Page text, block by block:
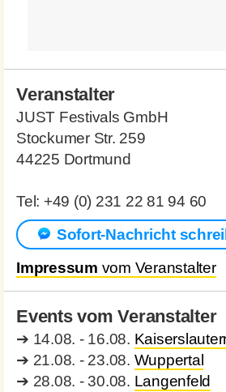
Veranstalter
JUST Festivals GmbH
Stockumer Str. 259
44225 Dortmund
Tel: +49 (0) 231 22 81 94 60
Sofort-Nachricht
Impressum vom Veranstalter
Events vom Veranstalter
➔ 14.08. - 16.08.
➔ 21.08. - 23.08. Wuppertal
➔ 28.08. - 30.08. Langenfeld